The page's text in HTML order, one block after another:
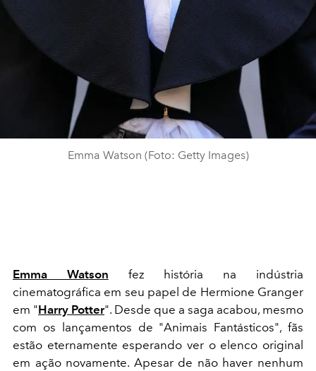
Emma Watson (Foto: Getty Images)
Emma Watson fez história na indústria
cinematográfica em seu papel de Hermione Granger
em "Harry Potter". Desde que a saga acabou, mesmo
com os lançamentos de "Animais Fantásticos", fãs
estão eternamente esperando ver o elenco original
em ação novamente. Apesar de não haver nenhum